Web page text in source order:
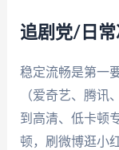
追剧党/日常
稳定流畅是第一
（爱奇艺、腾讯
到高清、低卡顿
顿，刷微博逛小